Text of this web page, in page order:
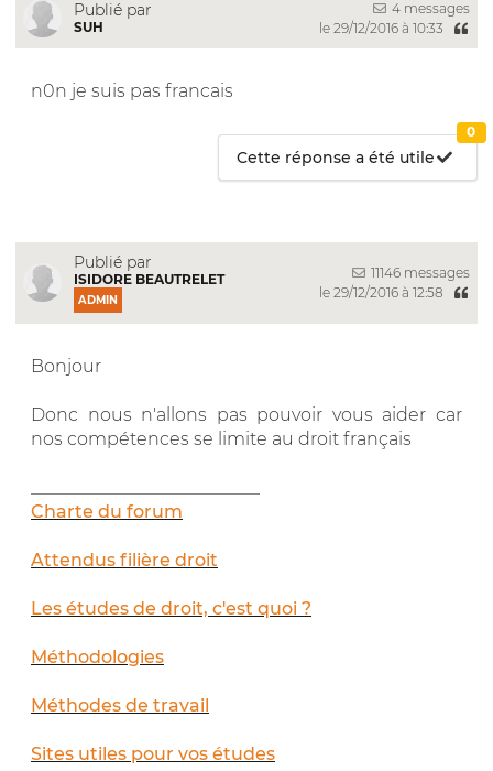
Publié par
SUH
4 messages
le 29/12/2016 à 10:33
n0n je suis pas francais
Cette réponse a été utile
0
Publié par
ISIDORE BEAUTRELET
ADMIN
11146 messages
le 29/12/2016 à 12:58
Bonjour
Donc nous n'allons pas pouvoir vous aider car
nos compétences se limite au droit français
Charte du forum
Attendus filière droit
Les études de droit, c'est quoi ?
Méthodologies
Méthodes de travail
Sites utiles pour vos études